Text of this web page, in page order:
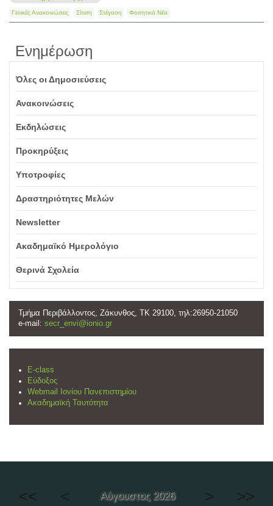
Γενικές Ανακοινώσεις Σίτιση Στέγαση Φοιτητικά Νέα
Ενημέρωση
Όλες οι Δημοσιεύσεις
Ανακοινώσεις
Εκδηλώσεις
Προκηρύξεις
Υποτροφίες
Δραστηριότητες Μελών
Newsletter
Ακαδημαϊκό Ημερολόγιο
Θερινά Σχολεία
Τμήμα Περιβάλλοντος, Ζάκυνθος, ΤΚ 29100, τηλ:26950-21050
e-mail: secr_envi@ionio.gr
E-class
Εύδοξος
Webmail Ιονίου Πανεπιστημίου
Ακαδημαϊκή Ταυτότητα
<< < Αύγουστος 2026 > >>